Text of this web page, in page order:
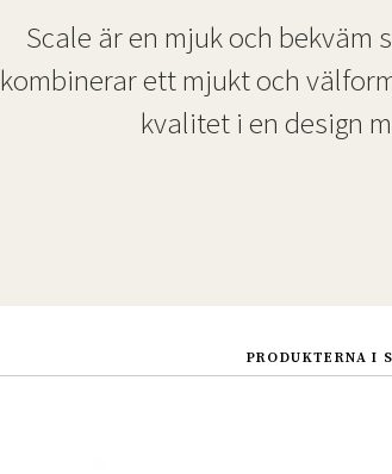
Scale är en mjuk och bekväm
kombinerar ett mjukt och
kvalitet i en design
PRODUKTERNA I